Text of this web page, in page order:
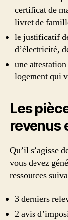
certificat de
livret de
le justificatif
d’électricité,
une
logement qui
Les
revenus
Qu’il s’agisse
vous devez
ressources
3 derniers
2 avis